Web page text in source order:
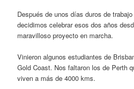
Después de unos días duros de
decidimos celebrar esos dos años
maravilloso proyecto en marcha.
Vinieron algunos estudiantes de
Gold Coast. Nos faltaron los de Perth
viven a más de 4000 kms.